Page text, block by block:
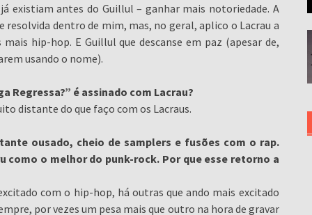
existiam antes do Guillul – ganhar mais notoriedade. A
dentro de mim, mas, no geral, aplico o Lacrau a
hip-hop. E Guillul que descanse em paz (apesar de,
usando o nome).
Regressa?” é assinado com Lacrau?
distante do que faço com os Lacraus.
ousado, cheio de samplers e fusões com o rap.
o melhor do punk-rock. Por que esse retorno a
com o hip-hop, há outras que ando mais excitado
por vezes um pesa mais que outro na hora de gravar